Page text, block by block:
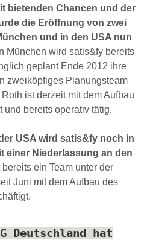
bietenden Chancen und der
die Eröffnung von zwei
und in den USA nun
München wird satis&fy bereits
geplant Ende 2012 ihre
zweiköpfiges Planungsteam
ist derzeit mit dem Aufbau
und bereits operativ tätig.
USA wird satis&fy noch in
einer Niederlassung an den
ein Team unter der
Juni mit dem Aufbau des
Deutschland hat